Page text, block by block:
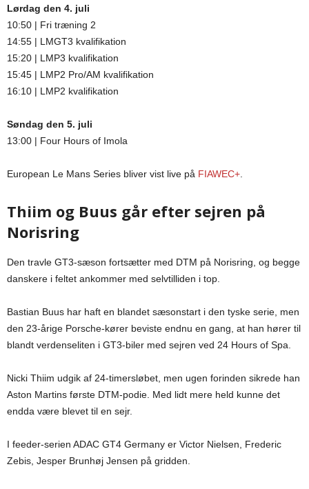
Lørdag den 4. juli
10:50 | Fri træning 2
14:55 | LMGT3 kvalifikation
15:20 | LMP3 kvalifikation
15:45 | LMP2 Pro/AM kvalifikation
16:10 | LMP2 kvalifikation
Søndag den 5. juli
13:00 | Four Hours of Imola
European Le Mans Series bliver vist live på FIAWEC+
Thiim og Buus går efter sejren på
Norisring
Den travle GT3-sæson fortsætter med DTM på Norisring, og begge
danskere i feltet ankommer med selvtilliden i top.
Bastian Buus har haft en blandet sæsonstart i den tyske serie, men
den 23-årige Porsche-kører beviste endnu en gang, at han hører til
blandt verdenseliten i GT3-biler med sejren ved 24 Hours of Spa.
Nicki Thiim udgik af 24-timersløbet, men ugen forinden sikrede han
Aston Martins første DTM-podie. Med lidt mere held kunne det
endda være blevet til en sejr.
I feeder-serien ADAC GT4 Germany er Victor Nielsen, Frederic
Zebis, Jesper Brunhøj Jensen på gridden.